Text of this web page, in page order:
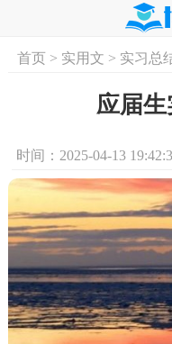
首页 实用文
首页> 实用文 > 实习总
应届
时间：2025-04-13